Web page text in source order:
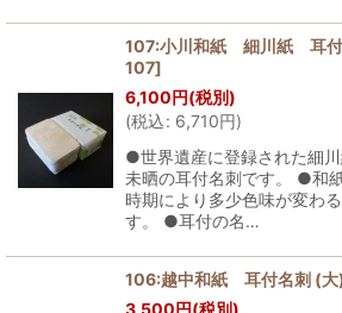
107:小川和紙 細川紙 耳
107]
6,100円(税別)
(税込: 6,710円)
●世界遺産に登録された細
未晒の耳付名刺です。 ●和
時期により多少色味が変わ
す。 ●耳付の名…
106:越中和紙 耳付名刺 (